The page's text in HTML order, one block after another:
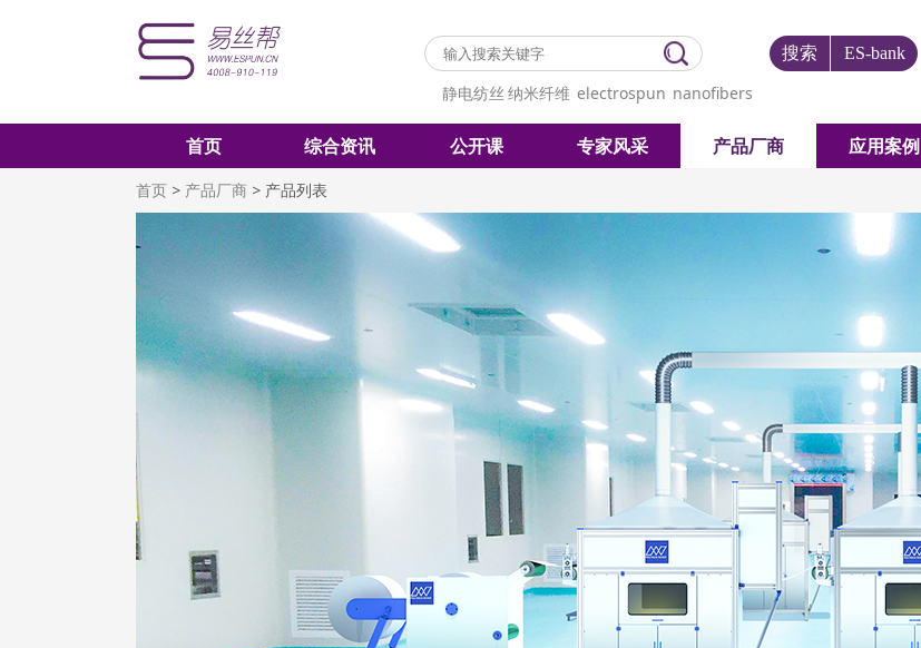
搜索 ES-bank
静电纺丝 纳米纤维 electrospun nanofibers
首页 综合资讯 公开课 专家风采 产品厂商 应用案例
首页 > 产品厂商 > 产品列表